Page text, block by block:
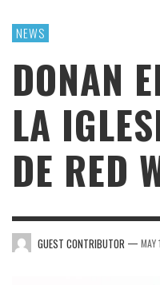
NEWS
DONAN
LA
DE RED
GUEST CONTRIBUTOR — MAY